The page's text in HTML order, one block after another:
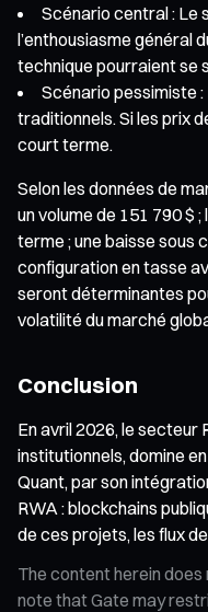
Scénario central : Le
l’enthousiasme général
technique pourraient se
Scénario pessimiste
traditionnels. Si les prix
court terme.
Selon les données de
un volume de 151 790 $ ;
terme ; une baisse sous
configuration en tasse
seront déterminantes
volatilité du marché
Conclusion
En avril 2026, le
institutionnels, domine
Quant, par son
RWA : blockchains
de ces projets, les flux
The content herein
note that Gate may